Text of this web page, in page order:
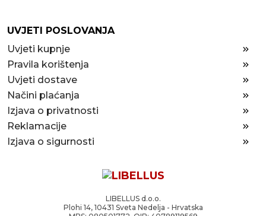
UVJETI POSLOVANJA
Uvjeti kupnje
Pravila korištenja
Uvjeti dostave
Načini plaćanja
Izjava o privatnosti
Reklamacije
Izjava o sigurnosti
LIBELLUS d.o.o.
Plohi 14, 10431 Sveta Nedelja - Hrvatska